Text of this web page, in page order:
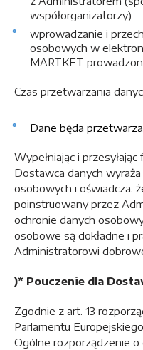
współorganizatorzy)
wprowadzanie i
osobowych w
MARTKET
Czas przetwarzania
Dane będa
Wypełniając i
Dostawca danych
osobowych i oświadcza,
poinstruowany przez
ochronie danych
osobowe są dokładne i
Administratorowi
)* Pouczenie dla
Zgodnie z art. 13
Parlamentu
Ogólne rozporządzenie